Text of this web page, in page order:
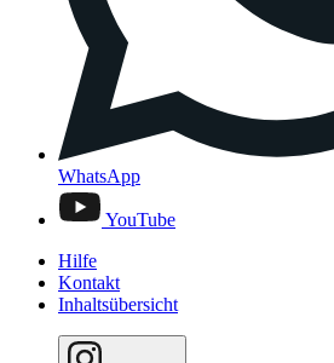
WhatsApp
YouTube
Hilfe
Kontakt
Inhaltsübersicht
Instagram
Instagram-Kanäle
Bundestag
Fenster)